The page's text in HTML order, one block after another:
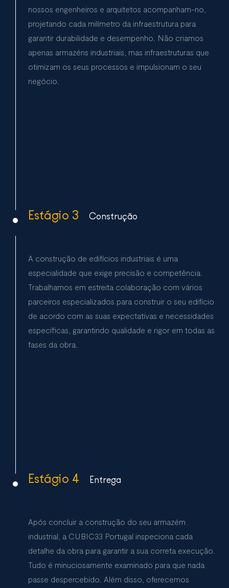
nossos engenheiros e arquitetos acompanham-no,
projetando cada milímetro da infraestrutura para
garantir durabilidade e desempenho. Não criamos
apenas armazéns industriais, mas infraestruturas que
otimizam os seus processos e impulsionam o seu
negócio.
Estágio 3 Construção
A construção de edifícios industriais é uma
especialidade que exige precisão e competência.
Trabalhamos em estreita colaboração com vários
parceiros especializados para construir o seu edifício
de acordo com as suas expectativas e necessidades
específicas, garantindo qualidade e rigor em todas as
fases da obra.
Estágio 4 Entrega
Após concluir a construção do seu armazém
industrial, a CUBIC33 Portugal inspeciona cada
detalhe da obra para garantir a sua correta execução.
Tudo é minuciosamente examinado para que nada
passe despercebido. Além disso, oferecemos